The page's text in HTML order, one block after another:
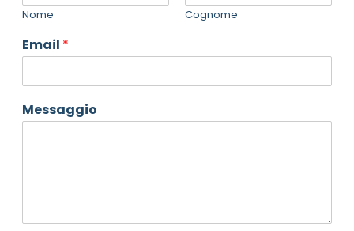
Nome Cognome
Email *
Messaggio